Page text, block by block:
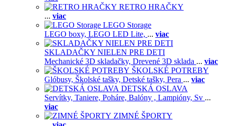
RETRO HRAČKY
... viac
LEGO Storage
LEGO boxy, LEGO LED Lite, ... viac
SKLADAČKY NIELEN PRE DETI
Mechanické 3D skladačky, Drevené 3D sklada ... viac
ŠKOLSKÉ POTREBY
Glóbusy, Školské tašky, Detské tašky, Pera ... viac
DETSKÁ OSLAVA
Servítky, Taniere, Poháre, Balóny , Lampióny, Sv ...
viac
ZIMNÉ ŠPORTY